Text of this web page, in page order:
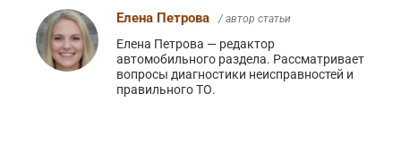
Елена Петрова / автор статьи
Елена Петрова — редактор
автомобильного раздела. Рассматривает
вопросы диагностики неисправностей и
правильного ТО.